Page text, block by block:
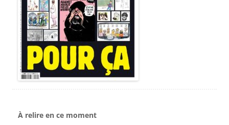
À relire en ce moment